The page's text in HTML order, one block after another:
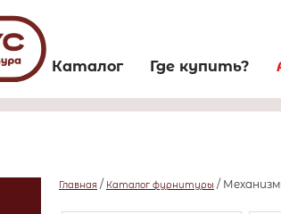
Каталог Где купить?
Главная / Каталог фурнитуры /